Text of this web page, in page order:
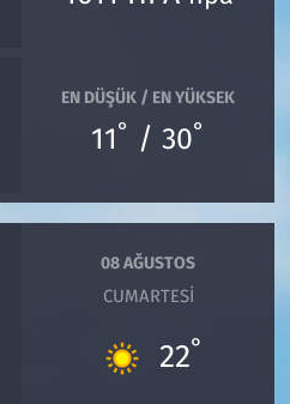
EN DÜŞÜK / EN YÜKSEK
11° / 30°
08 AĞUSTOS
CUMARTESI
22°